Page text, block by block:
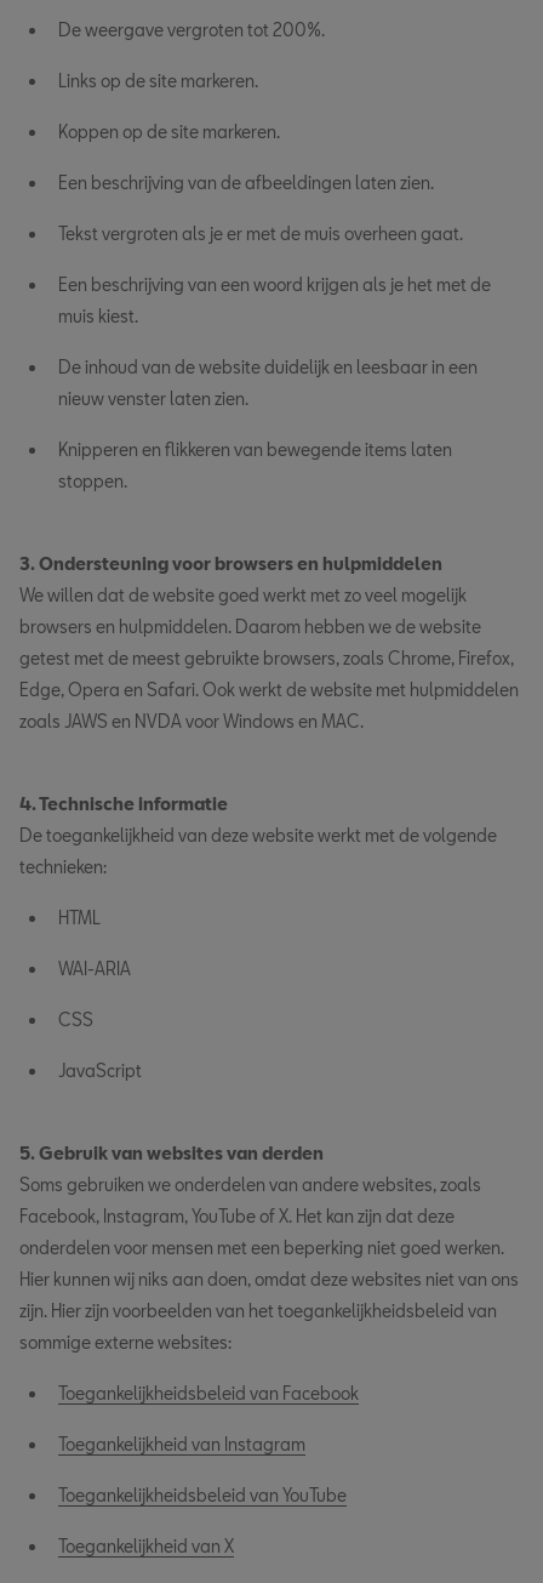
De weergave vergroten tot 200%.
Links op de site markeren.
Koppen op de site markeren.
Een beschrijving van de afbeeldingen laten zien.
Tekst vergroten als je er met de muis overheen gaat.
Een beschrijving van een woord krijgen als je het met de
muis kiest.
De inhoud van de website duidelijk en leesbaar in een
nieuw venster laten zien.
Knipperen en flikkeren van bewegende items laten
stoppen.
3. Ondersteuning voor browsers en hulpmiddelen
We willen dat de website goed werkt met zo veel mogelijk
browsers en hulpmiddelen. Daarom hebben we de website
getest met de meest gebruikte browsers, zoals Chrome, Firefox,
Edge, Opera en Safari. Ook werkt de website met hulpmiddelen
zoals JAWS en NVDA voor Windows en MAC.
4. Technische informatie
De toegankelijkheid van deze website werkt met de volgende
technieken:
HTML
WAI-ARIA
CSS
JavaScript
5. Gebruik van websites van derden
Soms gebruiken we onderdelen van andere websites, zoals
Facebook, Instagram, YouTube of X. Het kan zijn dat deze
onderdelen voor mensen met een beperking niet goed werken.
Hier kunnen wij niks aan doen, omdat deze websites niet van ons
zijn. Hier zijn voorbeelden van het toegankelijkheidsbeleid van
sommige externe websites:
Toegankelijkheidsbeleid van Facebook
Toegankelijkheid van Instagram
Toegankelijkheidsbeleid van YouTube
Toegankelijkheid van X